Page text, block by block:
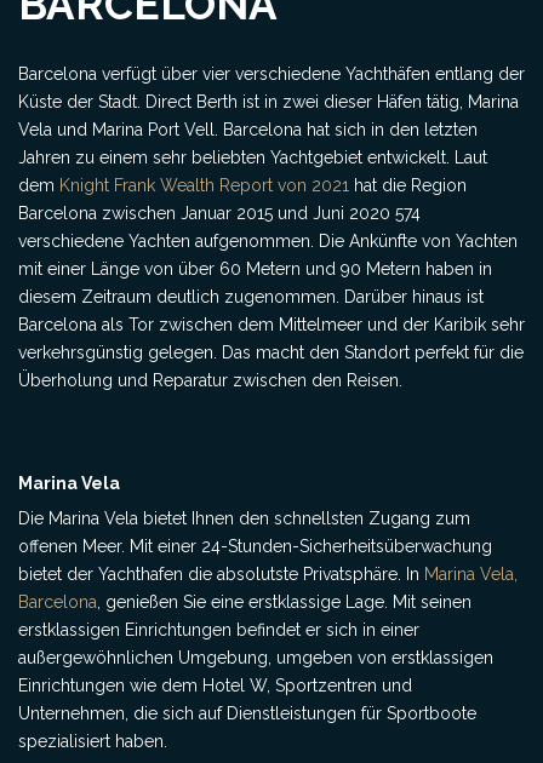
Barcelona verfügt über vier verschiedene Yachthäfen entlang der
Küste der Stadt. Direct Berth ist in zwei dieser Häfen tätig, Marina
Vela und Marina Port Vell. Barcelona hat sich in den letzten
Jahren zu einem sehr beliebten Yachtgebiet entwickelt. Laut
dem Knight Frank Wealth Report von 2021 hat die Region
Barcelona zwischen Januar 2015 und Juni 2020 574
verschiedene Yachten aufgenommen. Die Ankünfte von Yachten
mit einer Länge von über 60 Metern und 90 Metern haben in
diesem Zeitraum deutlich zugenommen. Darüber hinaus ist
Barcelona als Tor zwischen dem Mittelmeer und der Karibik sehr
verkehrsgünstig gelegen. Das macht den Standort perfekt für die
Überholung und Reparatur zwischen den Reisen.
Marina Vela
Die Marina Vela bietet Ihnen den schnellsten Zugang zum
offenen Meer. Mit einer 24-Stunden-Sicherheitsüberwachung
bietet der Yachthafen die absolutste Privatsphäre. In Marina Vela,
Barcelona , genießen Sie eine erstklassige Lage. Mit seinen
erstklassigen Einrichtungen befindet er sich in einer
außergewöhnlichen Umgebung, umgeben von erstklassigen
Einrichtungen wie dem Hotel W, Sportzentren und
Unternehmen, die sich auf Dienstleistungen für Sportboote
spezialisiert haben.